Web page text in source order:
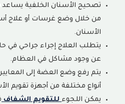
تصحيح الأسنان الخلفية
من خلال وضع غرسات أو علاج
الأسنان.
يتطلب العلاج إجراء جراحي في
عن وجود مشاكل في العظام.
يتم رفع وضع العضة إلى
أنواع مختلفة من أجهزة تقويم
يمكن اللجوء للتقويم الشفاف